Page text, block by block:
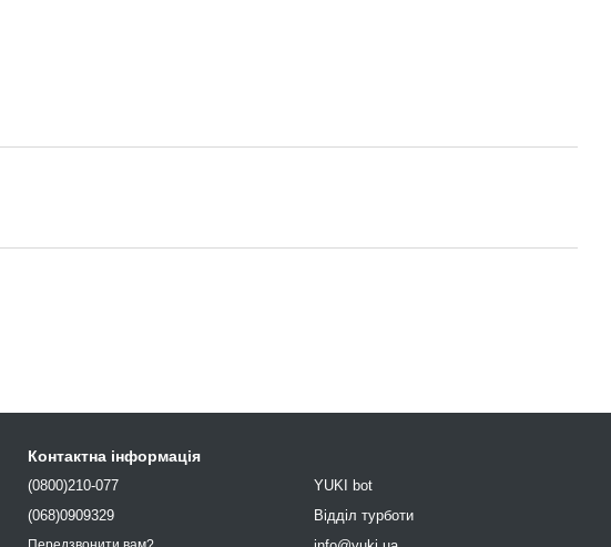
Контактна інформація
(0800)210-077
(068)0909329
YUKI bot
Відділ турботи